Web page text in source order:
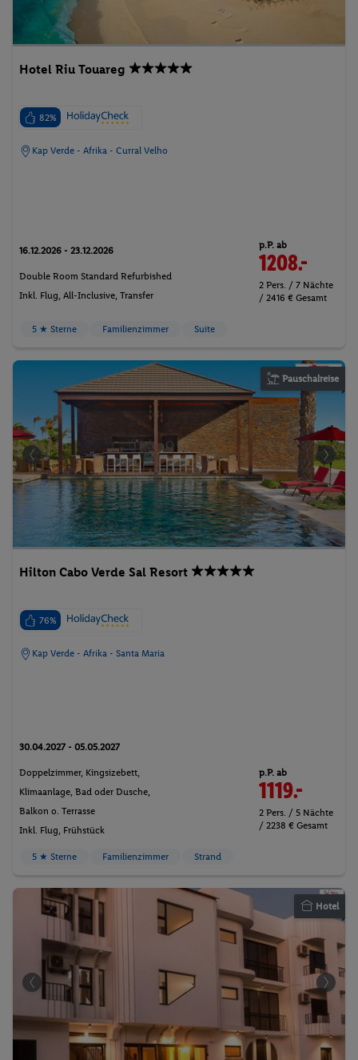
Hotel Riu Touareg
82%
Kap Verde - Afrika - Curral Velho
16.12.2026 - 23.12.2026
Double Room Standard Refurbished
Inkl. Flug, All-Inclusive, Transfer
p.P. ab
1208.-
2 Pers. / 7 Nächte
/ 2416 € Gesamt
5 ★ Sterne Familienzimmer Suite
Pauschalreise
Hilton Cabo Verde Sal Resort
76%
Kap Verde - Afrika - Santa Maria
30.04.2027 - 05.05.2027
Doppelzimmer, Kingsizebett,
Klimaanlage, Bad oder Dusche,
Balkon o. Terrasse
Inkl. Flug, Frühstück
p.P. ab
1119.-
2 Pers. / 5 Nächte
/ 2238 € Gesamt
5 ★ Sterne Familienzimmer Strand
Hotel